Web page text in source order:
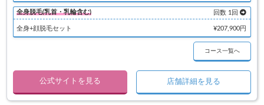
全身脱毛(乳首・乳輪含む) 回数 1回
全身+顔脱毛セット ¥207,900円
コース一覧へ
公式サイトを見る 店舗詳細を見る